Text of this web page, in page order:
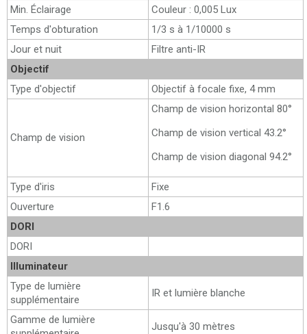
Min. Éclairage
Couleur : 0,005 Lux
Temps d'obturation
1/3 s à 1/10000 s
Jour et nuit
Filtre anti-IR
Objectif
Type d'objectif
Objectif à focale fixe, 4 mm
Champ de vision
Champ de vision horizontal 80°
Champ de vision vertical 43.2°
Champ de vision diagonal 94.2°
Type d'iris
Fixe
Ouverture
F1.6
DORI
DORI
Illuminateur
Type de lumière
supplémentaire
IR et lumière blanche
Gamme de lumière
Jusqu'à 30 mètres